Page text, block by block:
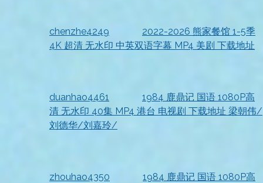
chenzhe4249
2022-2026 熊家餐馆 1-5季
4K 超清 无水印 中英双语字幕 MP4 美剧 下载地址
duanhao4461
1984 鹿鼎记 国语 1080P高
清 无水印 40集 MP4 港台 电视剧 下载地址 梁朝伟/
刘德华/刘嘉玲/
zhouhao4350
1984 鹿鼎记 国语 1080P高